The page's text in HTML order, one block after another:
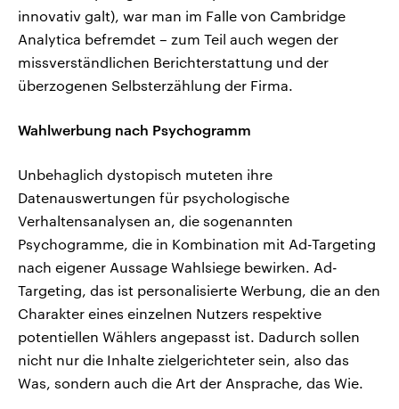
innovativ galt), war man im Falle von Cambridge
Analytica befremdet – zum Teil auch wegen der
missverständlichen Berichterstattung und der
überzogenen Selbsterzählung der Firma.
Wahlwerbung nach Psychogramm
Unbehaglich dystopisch muteten ihre
Datenauswertungen für psychologische
Verhaltensanalysen an, die sogenannten
Psychogramme, die in Kombination mit Ad-Targeting
nach eigener Aussage Wahlsiege bewirken. Ad-
Targeting, das ist personalisierte Werbung, die an den
Charakter eines einzelnen Nutzers respektive
potentiellen Wählers angepasst ist. Dadurch sollen
nicht nur die Inhalte zielgerichteter sein, also das
Was, sondern auch die Art der Ansprache, das Wie.